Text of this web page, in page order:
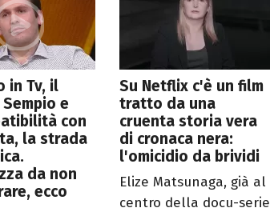
in Tv, il
e
con
la strada
da non
ecco
Su Netflix c'è un film
tratto da una
cruenta storia vera
di cronaca nera:
l'omicidio da brividi
Elize Matsunaga, già al
centro della docu-serie